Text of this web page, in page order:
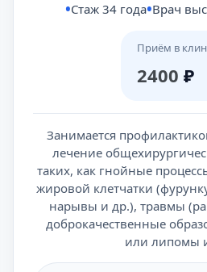
Стаж 34 года Врач
Приём в
2400 ₽
Занимается
лечение
таких, как гнойные
жировой клетчатки
нарывы и др.), травмы
доброкачественные
или липомы